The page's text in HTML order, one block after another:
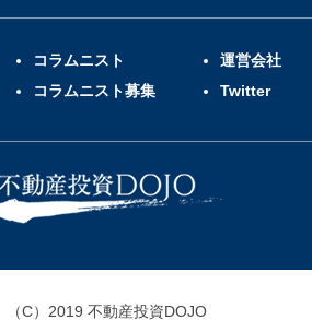
コラムニスト
コラムニスト募集
運営会社
Twitter
（C）2019 不動産投資DOJO